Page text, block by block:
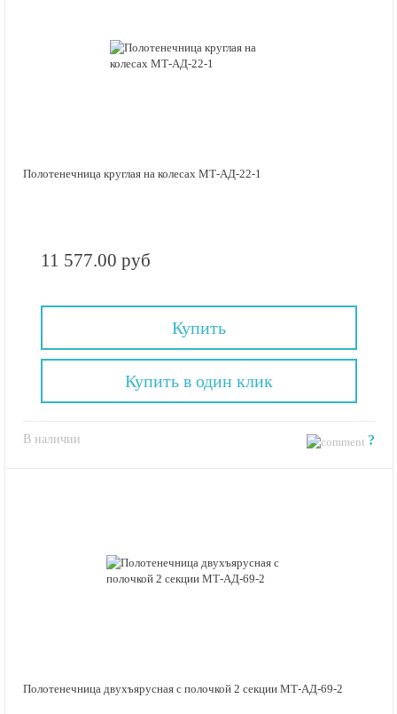
Полотенечница круглая на колесах МТ-АД-22-1
11 577.00 руб
Купить
В наличии ?
Купить в один клик
Полотенечница двухъярусная с полочкой 2 секции МТ-АД-69-2